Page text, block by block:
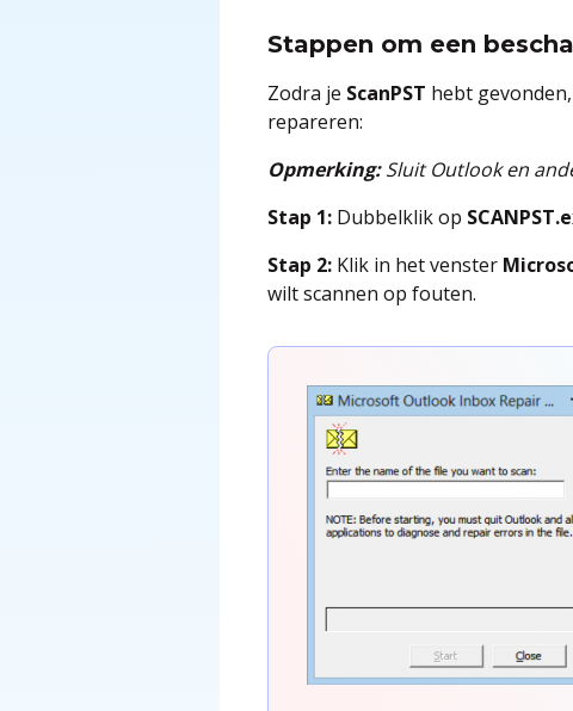
Stappen om een
Zodra je ScanPST hebt
repareren:
Opmerking:Sluit Outlook en
Stap 1: Dubbelklik op
Stap 2: Klik in het venster
wilt scannen op fouten.